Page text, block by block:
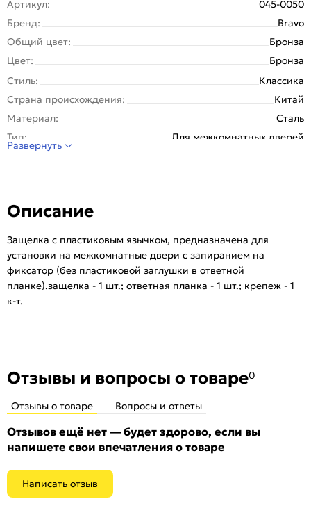
Артикул:
045-0050
Бренд:
Bravo
Общий цвет:
Бронза
Цвет:
Бронза
Стиль:
Классика
Страна происхождения:
Китай
Материал:
Сталь
Тип:
Для межкомнатных дверей
Развернуть
Описание
Защелка с пластиковым язычком, предназначена для
установки на межкомнатные двери с запиранием на
фиксатор (без пластиковой заглушки в ответной
планке).защелка - 1 шт.; ответная планка - 1 шт.; крепеж - 1
к-т.
Отзывы и вопросы о товаре0
Отзывы о товаре Вопросы и ответы
Отзывов ещё нет — будет здорово, если вы
напишете свои впечатления о товаре
Написать отзыв